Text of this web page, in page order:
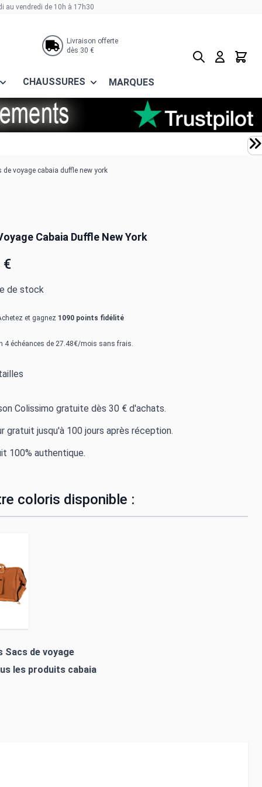
au vendredi de 10h à 17h30
Livraison offerte
dès 30 €
CHAUSSURES MARQUES
Rechercher
Panier
de voyage cabaia duffle new york
Cabaia Duffle New York
€
de stock
et gagnez 1090 points fidélité
4 échéances de 27.48€/mois sans frais.
Colissimo gratuite dès 30 € d'achats.
gratuit jusqu'à 100 jours après réception.
100% authentique.
coloris disponible :
Sacs de voyage
les produits cabaia